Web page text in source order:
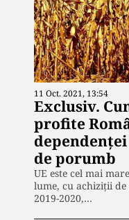
11 Oct. 2021, 13:54
Exclusiv.
profite
de porumb
UE este cel mai
lume, cu achiziții
2019-2020,…